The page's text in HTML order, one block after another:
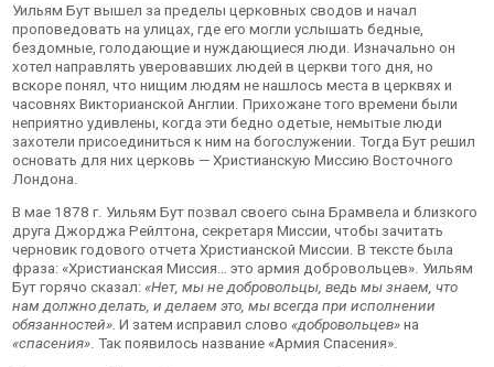
Уильям Бут вышел за пределы церковных сводов и начал
проповедовать на улицах, где его могли услышать бедные,
бездомные, голодающие и нуждающиеся люди. Изначально он
хотел направлять уверовавших людей в церкви того дня, но
вскоре понял, что нищим людям не нашлось места в церквях и
часовнях Викторианской Англии. Прихожане того времени были
неприятно удивлены, когда эти бедно одетые, немытые люди
захотели присоединиться к ним на богослужении. Тогда Бут решил
основать для них церковь — Христианскую Миссию Восточного
Лондона.
В мае 1878 г. Уильям Бут позвал своего сына Брамвела и близкого
друга Джорджа Рейлтона, секретаря Миссии, чтобы зачитать
черновик годового отчета Христианской Миссии. В тексте была
фраза: «Христианская Миссия… это армия добровольцев». Уильям
Бут горячо сказал:«Нет, мы не добровольцы, ведь мы знаем, что
нам должно делать, и делаем это, мы всегда при исполнении
обязанностей». И затем исправил слово«добровольцев» на
«спасения». Так появилось название «Армия Спасения».